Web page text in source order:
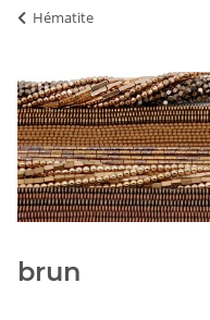
Hématite
brun